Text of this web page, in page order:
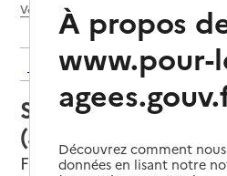
Voir le fil d’Ariane
Retour aux résultats de
Service autonomie
(aide) – Servitis
Forbach, MOSELLE
À propos
www.pour-
Découvrez comment
données en lisant notre